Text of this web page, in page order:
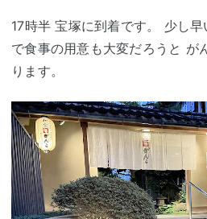
17時半 宝塚に到着です。 少し
で食事の用意も大変だろうと が
ります。